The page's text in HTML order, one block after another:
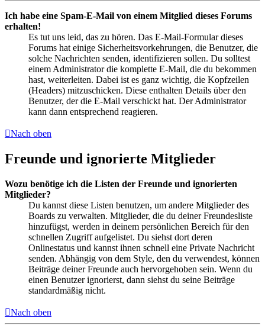
Ich habe eine Spam-E-Mail von einem Mitglied dieses Forums
erhalten!
Es tut uns leid, das zu hören. Das E-Mail-Formular dieses
Forums hat einige Sicherheitsvorkehrungen, die Benutzer, die
solche Nachrichten senden, identifizieren sollen. Du solltest
einem Administrator die komplette E-Mail, die du bekommen
hast, weiterleiten. Dabei ist es ganz wichtig, die Kopfzeilen
(Headers) mitzuschicken. Diese enthalten Details über den
Benutzer, der die E-Mail verschickt hat. Der Administrator
kann dann entsprechend reagieren.
Nach oben
Freunde und ignorierte Mitglieder
Wozu benötige ich die Listen der Freunde und ignorierten
Mitglieder?
Du kannst diese Listen benutzen, um andere Mitglieder des
Boards zu verwalten. Mitglieder, die du deiner Freundesliste
hinzufügst, werden in deinem persönlichen Bereich für den
schnellen Zugriff aufgelistet. Du siehst dort deren
Onlinestatus und kannst ihnen schnell eine Private Nachricht
senden. Abhängig von dem Style, den du verwendest, können
Beiträge deiner Freunde auch hervorgehoben sein. Wenn du
einen Benutzer ignorierst, dann siehst du seine Beiträge
standardmäßig nicht.
Nach oben